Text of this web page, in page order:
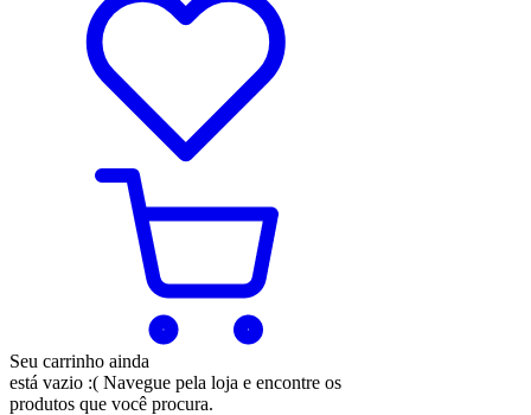
Seu carrinho ainda
está vazio :( Navegue pela loja e encontre os
produtos que você procura.